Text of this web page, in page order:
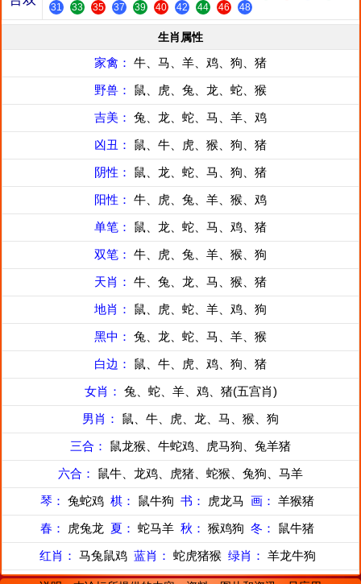
31
33 35 37 39 40 42 44 46 48
生肖属性
家禽： 牛、马、羊、鸡、狗、猪
野兽： 鼠、虎、兔、龙、蛇、猴
吉美： 兔、龙、蛇、马、羊、鸡
凶丑： 鼠、牛、虎、猴、狗、猪
阴性： 鼠、龙、蛇、马、狗、猪
阳性： 牛、虎、兔、羊、猴、鸡
单笔： 鼠、龙、蛇、马、鸡、猪
双笔： 牛、虎、兔、羊、猴、狗
天肖： 牛、兔、龙、马、猴、猪
地肖： 鼠、虎、蛇、羊、鸡、狗
黑中： 兔、龙、蛇、马、羊、猴
白边： 鼠、牛、虎、鸡、狗、猪
女肖： 兔、蛇、羊、鸡、猪(五宫肖)
男肖： 鼠、牛、虎、龙、马、猴、狗
三合： 鼠龙猴、牛蛇鸡、虎马狗、兔羊猪
六合： 鼠牛、龙鸡、虎猪、蛇猴、兔狗、马羊
琴： 兔蛇鸡 棋： 鼠牛狗 书： 虎龙马 画： 羊猴猪
春：
虎兔龙 夏： 蛇马羊 秋： 猴鸡狗 冬： 鼠牛猪
红肖： 马兔鼠鸡 蓝肖： 蛇虎猪猴 绿肖： 羊龙牛狗